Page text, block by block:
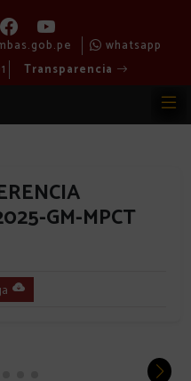
whatsapp
Transparencia
GM-MPCT